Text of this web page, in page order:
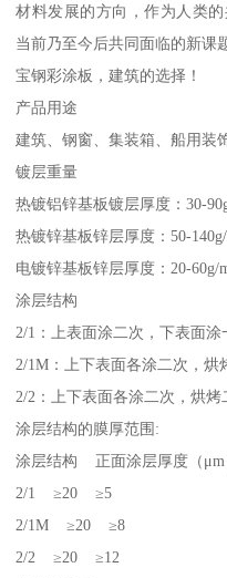
材料发展的方向，作为人类
当前乃至今后共同面临的新课
宝钢彩涂板，建筑的选择！
产品用途
建筑、钢窗、集装箱、船用装
镀层重量
热镀铝锌基板镀层厚度：30-
热镀锌基板锌层厚度：50-140g/
电镀锌基板锌层厚度：20-60g/
涂层结构
2/1：上表面涂二次，下表面涂
2/1M：上下表面各涂二次，烘
2/2：上下表面各涂二次，烘烤
涂层结构的膜厚范围:
涂层结构 正面涂层厚度（
2/1 ≥20 ≥5
2/1M ≥20 ≥8
2/2 ≥20 ≥12